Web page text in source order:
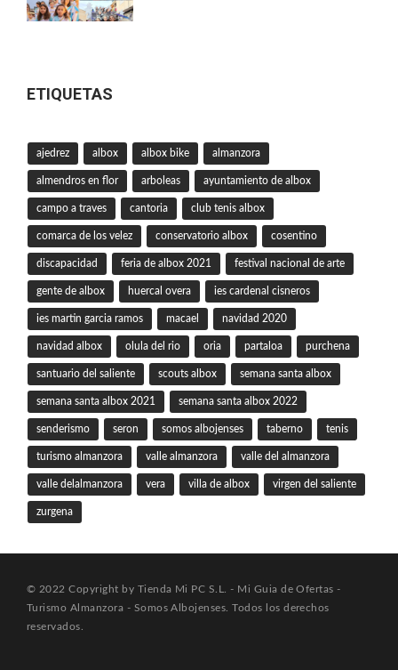
ETIQUETAS
ajedrez albox albox bike almanzora
almendros en flor arboleas ayuntamiento de albox
campo a traves cantoria club tenis albox
comarca de los velez conservatorio albox cosentino
discapacidad feria de albox 2021 festival nacional de arte
gente de albox huercal overa ies cardenal cisneros
ies martin garcia ramos macael navidad 2020
navidad albox olula del rio oria partaloa purchena
santuario del saliente scouts albox semana santa albox
semana santa albox 2021 semana santa albox 2022
senderismo seron somos albojenses taberno tenis
turismo almanzora valle almanzora valle del almanzora
valle delalmanzora vera villa de albox virgen del saliente
zurgena
© 2022 Copyright by Tienda Mi PC S.L. - Mi Guia de Ofertas -
Turismo Almanzora - Somos Albojenses. Todos los derechos
reservados.